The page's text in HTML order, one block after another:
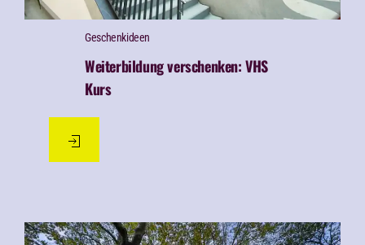
Geschenk­ideen
Weiterbildung verschenken: VHS
Kurs